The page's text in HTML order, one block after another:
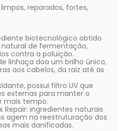
reparados, fortes,
biotecnológico obtido
de fermentação,
contra a poluição.
linhaça doa um brilho único,
aos cabelos, da raiz até as
possui filtro UV que
externas para manter o
mais tempo.
Repair: ingredientes naturais
agem na reestruturação dos
mais danificadas.